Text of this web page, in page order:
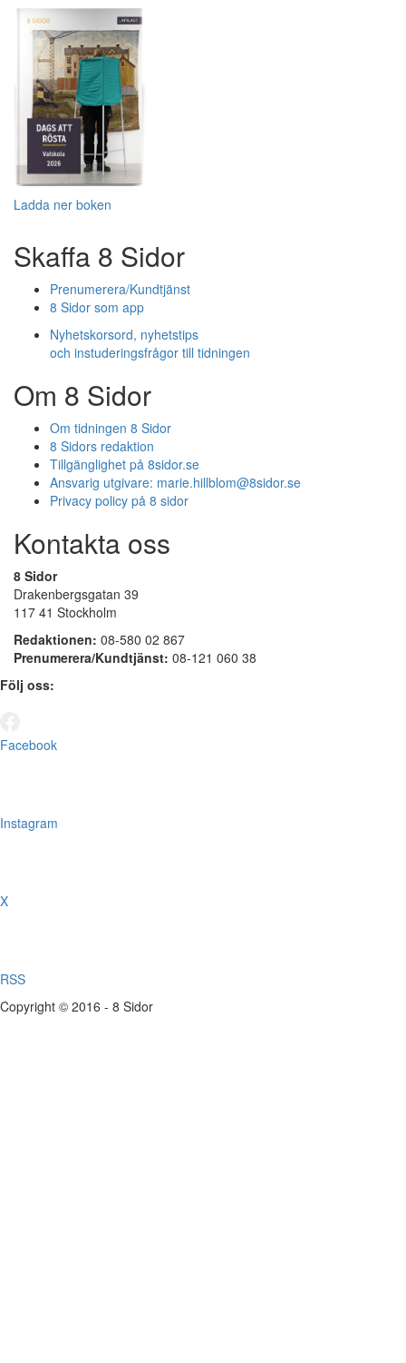
Ladda ner boken
Skaffa 8 Sidor
Prenumerera/Kundtjänst
8 Sidor som app
Nyhetskorsord, nyhetstips
och instuderingsfrågor till tidningen
Om 8 Sidor
Om tidningen 8 Sidor
8 Sidors redaktion
Tillgänglighet på 8sidor.se
Ansvarig utgivare: marie.hillblom@8sidor.se
Privacy policy på 8 sidor
Kontakta oss
8 Sidor
Drakenbergsgatan 39
117 41 Stockholm
Redaktionen: 08-580 02 867
Prenumerera/Kundtjänst: 08-121 060 38
Följ oss:
Facebook
Instagram
X
RSS
Copyright © 2016 - 8 Sidor